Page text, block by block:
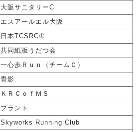
大阪サニタリーC
エスアールエル大阪
日本TCSRC①
共同紙販うだつ会
一心歩Ｒｕｎ（チームＣ）
青影
ＫＲＣｏｆＭＳ
プラント
Skyworks Running Club